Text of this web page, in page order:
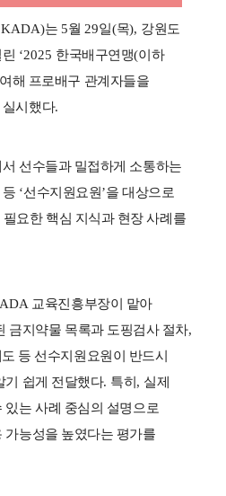
KADA)는 5월 29일(목), 강원도
‘2025 한국배구연맹(이하
해 프로배구 관계자들을
시했다.
선수들과 밀접하게 소통하는
등 ‘선수지원요원’을 대상으로
필요한 핵심 지식과 현장 사례를
교육진흥부장이 맡아
금지약물 목록과 도핑검사 절차,
등 선수지원요원이 반드시
기 쉽게 전달했다. 특히, 실제
있는 사례 중심의 설명으로
가능성을 높였다는 평가를